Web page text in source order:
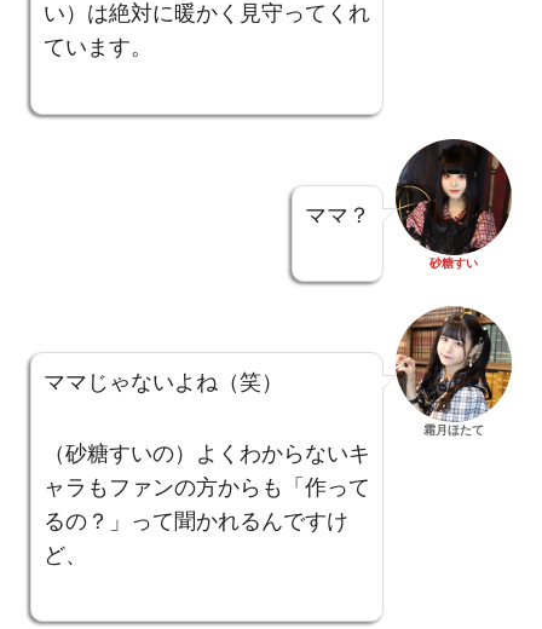
い）は絶対に暖かく見守ってくれ
ています。
ママ？
砂糖すい
ママじゃないよね（笑）
（砂糖すいの）よくわからないキ
ャラもファンの方からも「作って
るの？」って聞かれるんですけ
ど、
霜月ほたて